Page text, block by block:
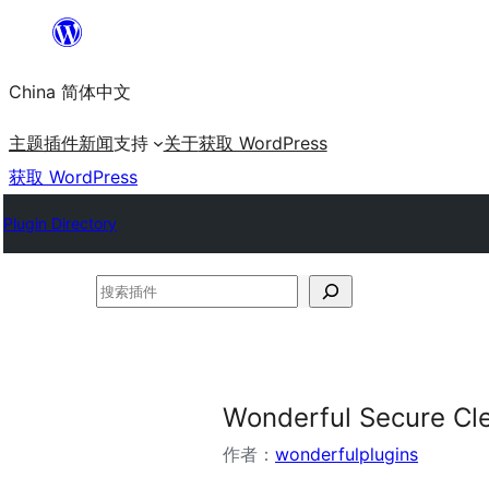
内
容
China 简体中文
主题插件新闻支持 关于获取 WordPress
获取 WordPress
Plugin Directory
搜
Wonderful Secure
作者： wonderfulplugins